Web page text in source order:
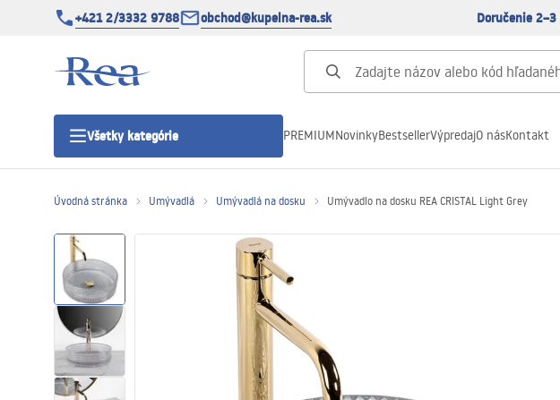
+421 2/3332 9788 obchod@kupelna-rea.sk Doručenie
Všetky kategórie
Sprchové dvere
Sprchové vaničky
Sprchové žľaby
PREMIUMNovinkyBestsellerVýpredajO násKontakt
Úvodná stránka Umývadlá Umývadlá na dosku Umývadlo na dosku REA CRISTAL Light Grey